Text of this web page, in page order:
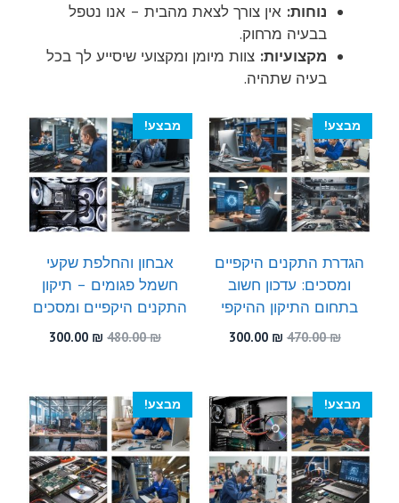
נוחות: אין צורך לצאת מהבית – אנו נטפל
בבעיה מרחוק.
מקצועיות: צוות מיומן ומקצועי שיסייע לך בכל
בעיה שתהיה.
מבצע!
הגדרת התקנים היקפיים
ומסכים: עדכון חשוב
בתחום התיקון ההיקפי
470.00₪
המחיר
470.00 ₪.
300.00 ₪
300.00 ₪.
מבצע!
אבחון והחלפת שקעי
חשמל פגומים – תיקון
התקנים היקפיים ומסכים
480.00₪
המחיר
480.00 ₪.
300.00 ₪
המחיר
300.00 ₪.
מבצע! מבצע!